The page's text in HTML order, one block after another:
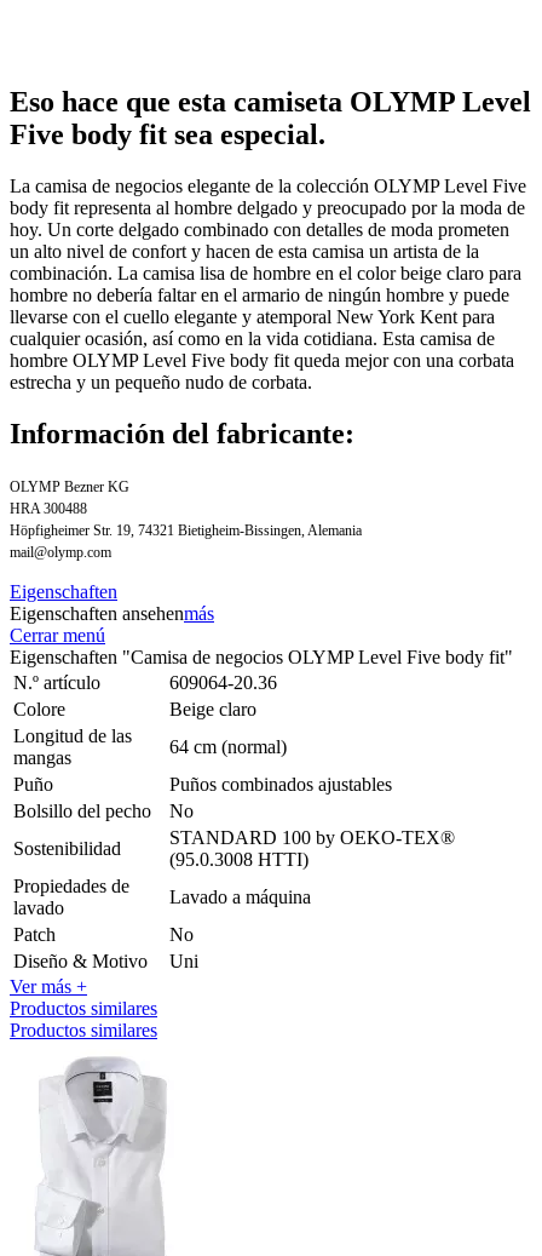
Eso hace que esta camiseta OLYMP Level
Five body fit sea especial.
La camisa de negocios elegante de la colección OLYMP Level Five
body fit representa al hombre delgado y preocupado por la moda de
hoy. Un corte delgado combinado con detalles de moda prometen
un alto nivel de confort y hacen de esta camisa un artista de la
combinación. La camisa lisa de hombre en el color beige claro para
hombre no debería faltar en el armario de ningún hombre y puede
llevarse con el cuello elegante y atemporal New York Kent para
cualquier ocasión, así como en la vida cotidiana. Esta camisa de
hombre OLYMP Level Five body fit queda mejor con una corbata
estrecha y un pequeño nudo de corbata.
Información del fabricante:
OLYMP Bezner KG
HRA 300488
Höpfigheimer Str. 19, 74321 Bietigheim-Bissingen, Alemania
mail@olymp.com
Eigenschaften
Eigenschaften ansehenmás
Cerrar menú
Eigenschaften "Camisa de negocios OLYMP Level Five body fit"
N.º artículo
609064-20.36
Colore
Beige claro
Longitud de las
mangas
64 cm (normal)
Puño
Puños combinados ajustables
Bolsillo del pecho
No
Sostenibilidad
STANDARD 100 by OEKO-TEX®
(95.0.3008 HTTI)
Propiedades de
lavado
Lavado a máquina
Patch
No
Diseño & Motivo
Uni
Ver más +
Productos similares
Productos similares